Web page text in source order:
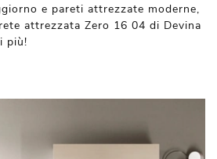
e pareti attrezzate moderne,
attrezzata Zero 16 04 di Devina
più!